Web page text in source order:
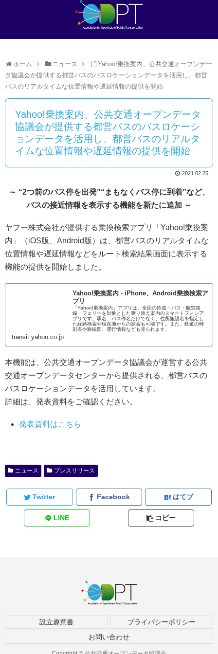
ホーム ニュース
Yahoo!乗換案内、公共交通オープンデー
タ協議会が提供する都営バスのバスロケーションデータを活用し、都営
バスのリアルタイムな位置情報や遅延情報の提供を開始
Yahoo!乗換案内、公共交通オープンデータ
協議会が提供する都営バスのバスロケーシ
ョンデータを活用し、都営バスのリアルタ
イムな位置情報や遅延情報の提供を開始
2021.02.25
～ “2つ前のバス停を出発”“まもなくバス停に到着”など、
バスの接近情報を表示する機能を新たに追加 ～
ヤフー株式会社が提供する乗換検索アプリ「Yahoo!乗換案
内」（iOS版、Android版）は、都営バスのリアルタイムな
位置情報や遅延情報などをルート検索結果画面に表示する
機能の提供を開始しました。
Yahoo!乗換案内 - iPhone、Android乗換検索ア
プリ
「Yahoo!乗換案内」アプリは、全国の鉄道・バス・航空路
線・フェリーを対象とした乗り換え案内のスマートフォンア
プリです。駅名、バス停名だけでなく、住所施設名を指定し
た経路検索や現在地からの探索も可能です。また、鉄道の時
刻表や路線図、運行情報なども見られます。
transit.yahoo.co.jp
本機能は、公共交通オープンデータ協議会が運営する公共
交通オープンデータセンターから提供される、都営バスの
バスロケーションデータを活用しています。
詳細は、発表資料をご確認ください。
発表資料はこちら
ニュース プレスリリース
Twitter Facebook はてブ
LINE コピー
設立趣意書
プライバシーポリシー
お問い合わせ